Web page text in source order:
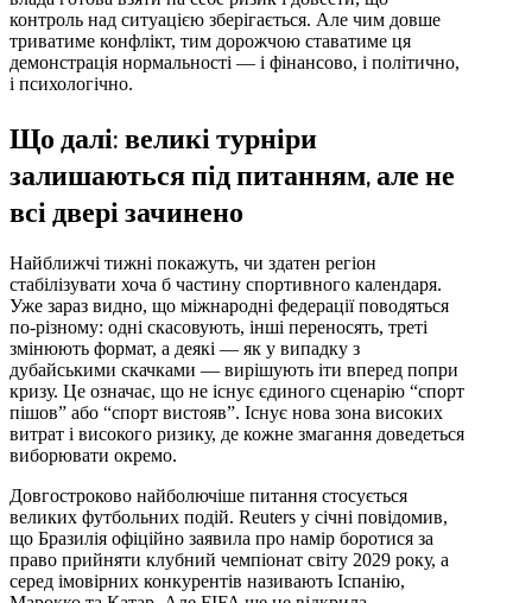
контроль над ситуацією зберігається. Але чим довше
триватиме конфлікт, тим дорожчою ставатиме ця
демонстрація нормальності — і фінансово, і політично,
і психологічно.
Що далі: великі турніри
залишаються під питанням, але не
всі двері зачинено
Найближчі тижні покажуть, чи здатен регіон
стабілізувати хоча б частину спортивного календаря.
Уже зараз видно, що міжнародні федерації поводяться
по-різному: одні скасовують, інші переносять, треті
змінюють формат, а деякі — як у випадку з
дубайськими скачками — вирішують іти вперед попри
кризу. Це означає, що не існує єдиного сценарію “спорт
пішов” або “спорт вистояв”. Існує нова зона високих
витрат і високого ризику, де кожне змагання доведеться
виборювати окремо.
Довгостроково найболючіше питання стосується
великих футбольних подій. Reuters у січні повідомив,
що Бразилія офіційно заявила про намір боротися за
право прийняти клубний чемпіонат світу 2029 року, а
серед імовірних конкурентів називають Іспанію,